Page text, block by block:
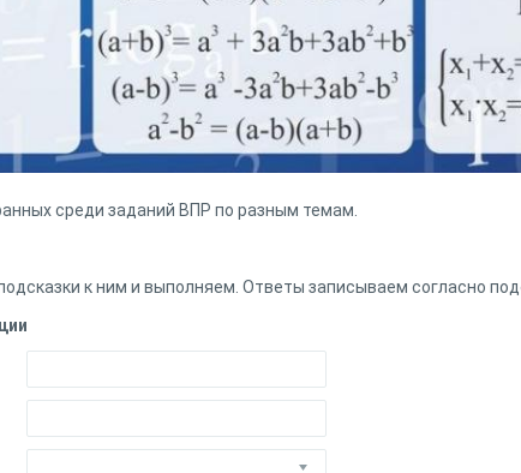
среди заданий ВПР по разным темам.
к ним и выполняем. Ответы записываем согласно